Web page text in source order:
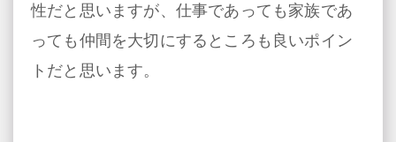
性だと思いますが、仕事であっても家族であ
っても仲間を大切にするところも良いポイン
トだと思います。